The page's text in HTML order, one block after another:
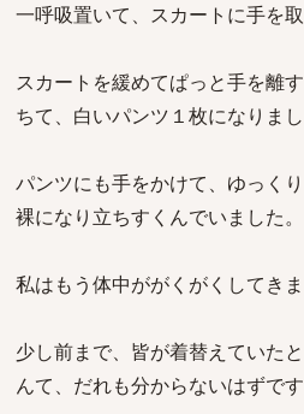
一呼吸置いて、スカートに手を取
スカートを緩めてぱっと手を離
ちて、白いパンツ１枚になりまし
パンツにも手をかけて、ゆっく
裸になり立ちすくんでいました。
私はもう体中ががくがくしてきま
少し前まで、皆が着替えていた
んて、だれも分からないはずです